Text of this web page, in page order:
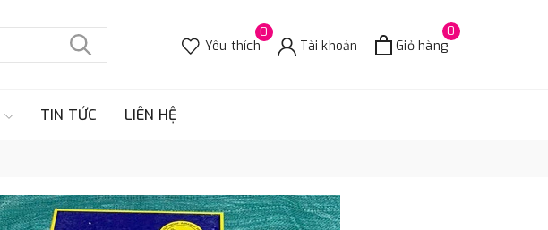
0
Yêu thích Tài khoản
0
Giỏ hàng
TIN TỨC LIÊN HỆ